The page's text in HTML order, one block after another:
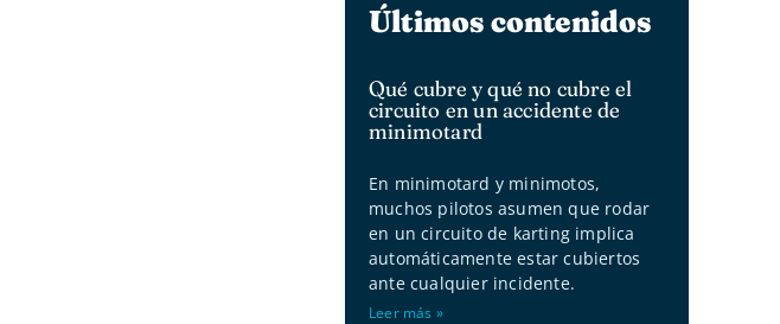
Últimos contenidos
Qué cubre y qué no cubre el
circuito en un accidente de
minimotard
En minimotard y minimotos,
muchos pilotos asumen que rodar
en un circuito de karting implica
automáticamente estar cubiertos
ante cualquier incidente.
Leer más »